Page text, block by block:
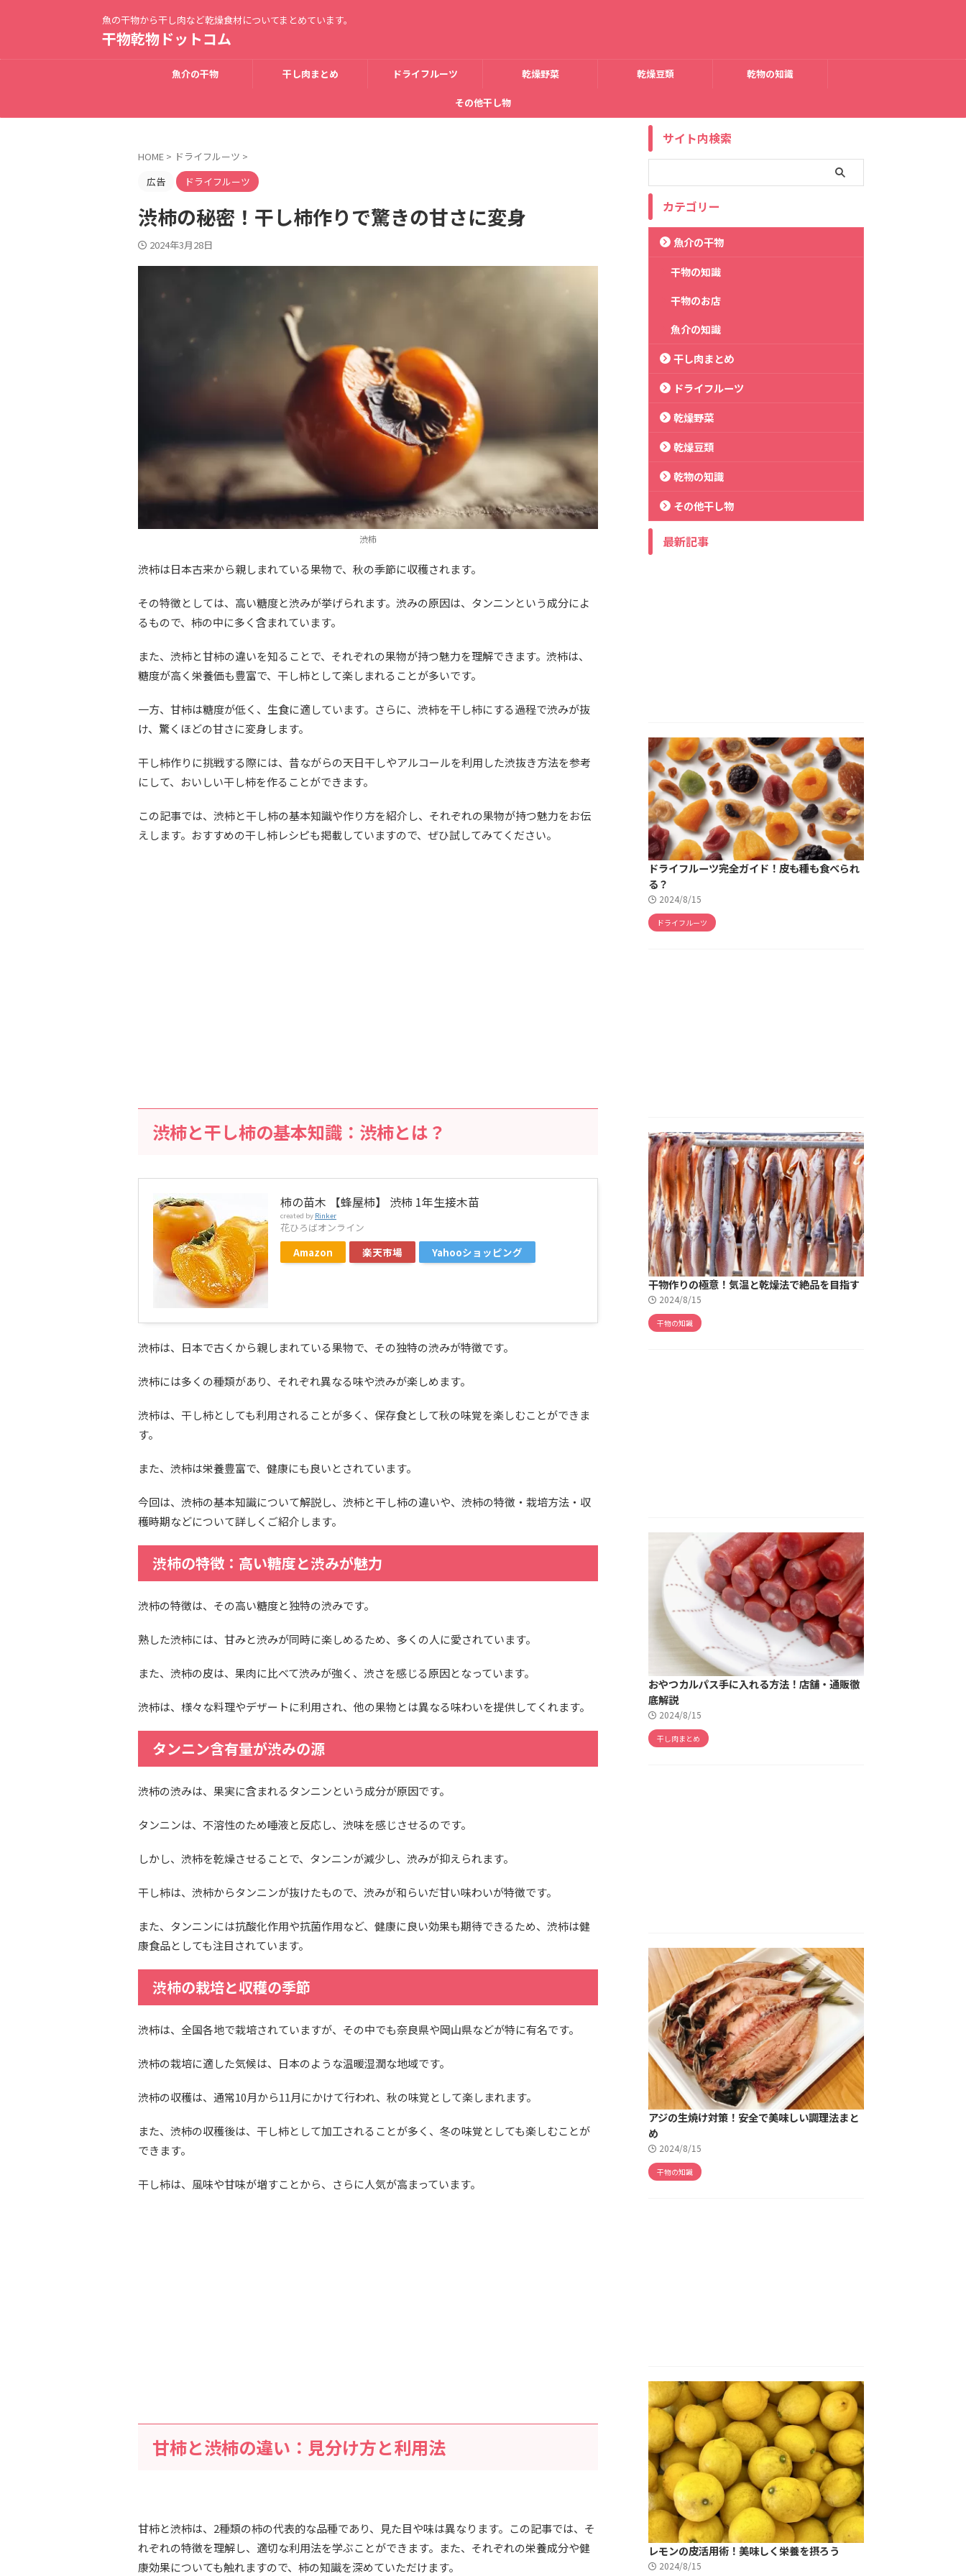
魚の干物から干し肉など乾燥食材についてまとめています。
干物乾物ドットコム
魚介の干物 干し肉まとめ ドライフルーツ 乾燥野菜 乾燥豆類 乾物の知識
その他干し物
HOME > ドライフルーツ >
広告
ドライフルーツ
渋柿の秘密！干し柿作りで驚きの甘さに変身
2024年3月28日
渋柿
渋柿は日本古来から親しまれている果物で、秋の季節に収穫されます。
その特徴としては、高い糖度と渋みが挙げられます。渋みの原因は、タンニンという成分によ
るもので、柿の中に多く含まれています。
また、渋柿と甘柿の違いを知ることで、それぞれの果物が持つ魅力を理解できます。渋柿は、
糖度が高く栄養価も豊富で、干し柿として楽しまれることが多いです。
一方、甘柿は糖度が低く、生食に適しています。さらに、渋柿を干し柿にする過程で渋みが抜
け、驚くほどの甘さに変身します。
干し柿作りに挑戦する際には、昔ながらの天日干しやアルコールを利用した渋抜き方法を参考
にして、おいしい干し柿を作ることができます。
この記事では、渋柿と干し柿の基本知識や作り方を紹介し、それぞれの果物が持つ魅力をお伝
えします。おすすめの干し柿レシピも掲載していますので、ぜひ試してみてください。
渋柿と干し柿の基本知識：渋柿とは？
柿の苗木 【蜂屋柿】 渋柿 1年生接木苗
created by Rinker
花ひろばオンライン
Amazon 楽天市場 Yahooショッピング
渋柿は、日本で古くから親しまれている果物で、その独特の渋みが特徴です。
渋柿には多くの種類があり、それぞれ異なる味や渋みが楽しめます。
渋柿は、干し柿としても利用されることが多く、保存食として秋の味覚を楽しむことができま
す。
また、渋柿は栄養豊富で、健康にも良いとされています。
今回は、渋柿の基本知識について解説し、渋柿と干し柿の違いや、渋柿の特徴・栽培方法・収
穫時期などについて詳しくご紹介します。
渋柿の特徴：高い糖度と渋みが魅力
渋柿の特徴は、その高い糖度と独特の渋みです。
熟した渋柿には、甘みと渋みが同時に楽しめるため、多くの人に愛されています。
また、渋柿の皮は、果肉に比べて渋みが強く、渋さを感じる原因となっています。
渋柿は、様々な料理やデザートに利用され、他の果物とは異なる味わいを提供してくれます。
タンニン含有量が渋みの源
渋柿の渋みは、果実に含まれるタンニンという成分が原因です。
タンニンは、不溶性のため唾液と反応し、渋味を感じさせるのです。
しかし、渋柿を乾燥させることで、タンニンが減少し、渋みが抑えられます。
干し柿は、渋柿からタンニンが抜けたもので、渋みが和らいだ甘い味わいが特徴です。
また、タンニンには抗酸化作用や抗菌作用など、健康に良い効果も期待できるため、渋柿は健
康食品としても注目されています。
渋柿の栽培と収穫の季節
渋柿は、全国各地で栽培されていますが、その中でも奈良県や岡山県などが特に有名です。
渋柿の栽培に適した気候は、日本のような温暖湿潤な地域です。
渋柿の収穫は、通常10月から11月にかけて行われ、秋の味覚として楽しまれます。
また、渋柿の収穫後は、干し柿として加工されることが多く、冬の味覚としても楽しむことが
できます。
干し柿は、風味や甘味が増すことから、さらに人気が高まっています。
甘柿と渋柿の違い：見分け方と利用法
甘柿と渋柿は、2種類の柿の代表的な品種であり、見た目や味は異なります。この記事では、そ
れぞれの特徴を理解し、適切な利用法を学ぶことができます。また、それぞれの栄養成分や健
康効果についても触れますので、柿の知識を深めていただけます。
サイト内検索
カテゴリー
魚介の干物
干物の知識
干物のお店
魚介の知識
干し肉まとめ
ドライフルーツ
乾燥野菜
乾燥豆類
乾物の知識
その他干し物
最新記事
ドライフルーツ完全ガイド！皮も種も食べられ
る？
2024/8/15
ドライフルーツ
干物作りの極意！気温と乾燥法で絶品を目指す
2024/8/15
干物の知識
おやつカルパス手に入れる方法！店舗・通販徹
底解説
2024/8/15
干し肉まとめ
アジの生焼け対策！安全で美味しい調理法まと
め
2024/8/15
干物の知識
レモンの皮活用術！美味しく栄養を摂ろう
2024/8/15